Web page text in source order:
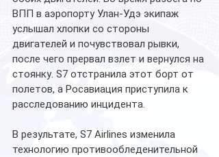
ВПП в аэропорту Улан-Удэ экипаж
услышал хлопки со стороны
двигателей и почувствовал рывки,
после чего прервал взлет и вернулся на
стоянку. S7 отстранила этот борт от
полетов, а Росавиация приступила к
расследованию инцидента.
В результате, S7 Airlines изменила
технологию противообледенительной